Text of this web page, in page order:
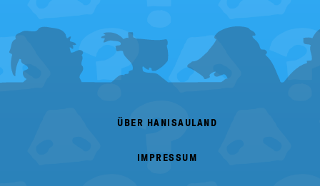
FOOTER
MENU
ÜBER HANISAULAND
IMPRESSUM